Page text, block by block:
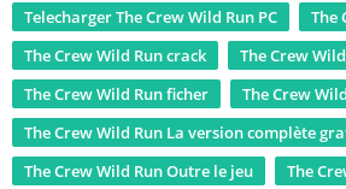
Telecharger The Crew Wild Run PC
The
The Crew Wild Run crack
The Crew
The Crew Wild Run ficher
The Crew
The Crew Wild Run La version complète
The Crew Wild Run Outre le jeu
The